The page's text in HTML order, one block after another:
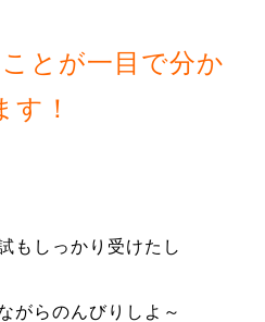
とが一目で分か
す！
もしっかり受けたし
がらのんびりしよ～